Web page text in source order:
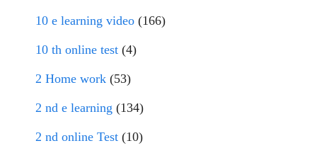
10 e learning video (166)
10 th online test (4)
2 Home work (53)
2 nd e learning (134)
2 nd online Test (10)